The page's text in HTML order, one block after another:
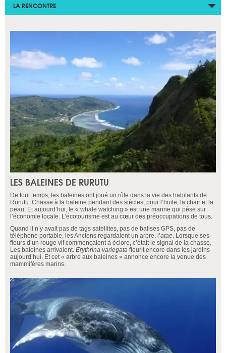
LA RENCONTRE
LES BALEINES DE RURUTU
De tout temps, les baleines ont joué un rôle dans la vie des habitants de
Rurutu. Chasse à la baleine pendant des siècles, pour l’huile, la chair et la
peau. Et aujourd’hui, le « whale watching » est une manne qui pèse sur
l’économie locale. L’écotourisme est au cœur des préoccupations de tous.
Quand il n’y avait pas de tags satellites, pas de balises GPS, pas de
téléphone portable, les Anciens regardaient un arbre, l’atae. Lorsque ses
fleurs d’un rouge vif commençaient à éclore, c’était le signal de la chasse.
Les baleines arrivaient. Erythrina variegata fleurit encore dans les jardins
aujourd’hui. Et cet « arbre aux baleines » annonce encore la venue des
mammifères marins.